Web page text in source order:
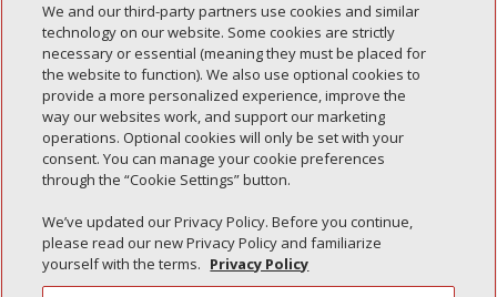
Entradas recientes
Simple Interlock de Walla Walla
Enclavamiento simple de Morton
Simple Interlock de Carol Stream
Simple Interlock de Waukegan
Simple Interlock de Texarkana
We and our third-party partners use cookies and similar
technology on our website. Some cookies are strictly
necessary or essential (meaning they must be placed for
the website to function). We also use optional cookies to
provide a more personalized experience, improve the
way our websites work, and support our marketing
operations. Optional cookies will only be set with your
consent. You can manage your cookie preferences
through the “Cookie Settings” button.
We’ve updated our Privacy Policy. Before you continue,
please read our new Privacy Policy and familiarize
yourself with the terms. Privacy Policy